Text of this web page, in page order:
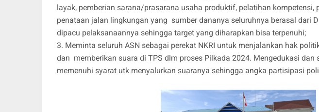
layak, pemberian sarana/prasarana usaha produktif, pelatihan kompetensi,
penataan jalan lingkungan yang sumber dananya seluruhnya berasal dari
dipacu pelaksanaannya sehingga target yang diharapkan bisa terpenuhi;
3. Meminta seluruh ASN sebagai perekat NKRI untuk menjalankan hak
dan memberikan suara di TPS dlm proses Pilkada 2024. Mengedukasi dan
memenuhi syarat utk menyalurkan suaranya sehingga angka partisipasi